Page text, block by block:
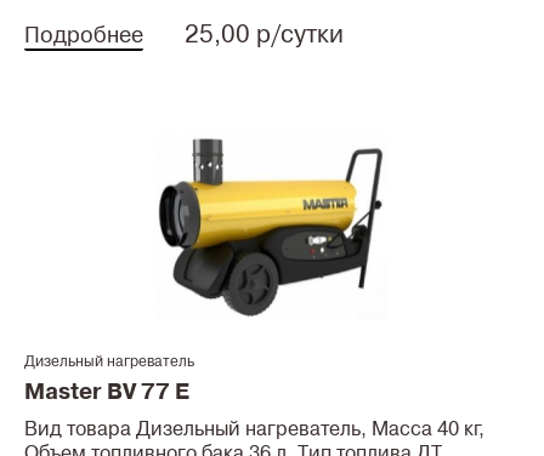
Подробнее 25,00 р/сутки
Дизельный нагреватель
Master BV 77 E
Вид товара Дизельный нагреватель, Масса 40 кг,